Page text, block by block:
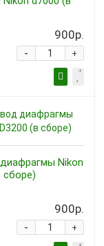
900р.
+
-
Nikon
сборе)
900р.
+
-